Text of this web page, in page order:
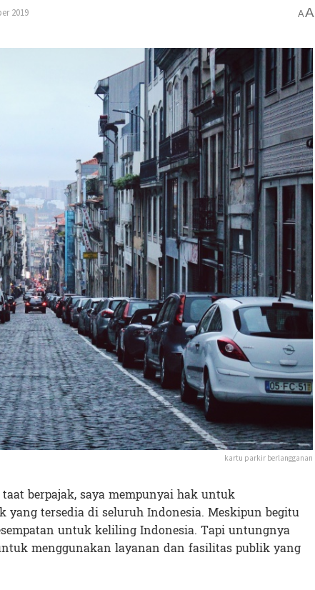
2019 AA
kartu parkir berlangganan
berpajak, saya mempunyai hak untuk
tersedia di seluruh Indonesia. Meskipun begitu
untuk keliling Indonesia. Tapi untungnya
menggunakan layanan dan fasilitas publik yang